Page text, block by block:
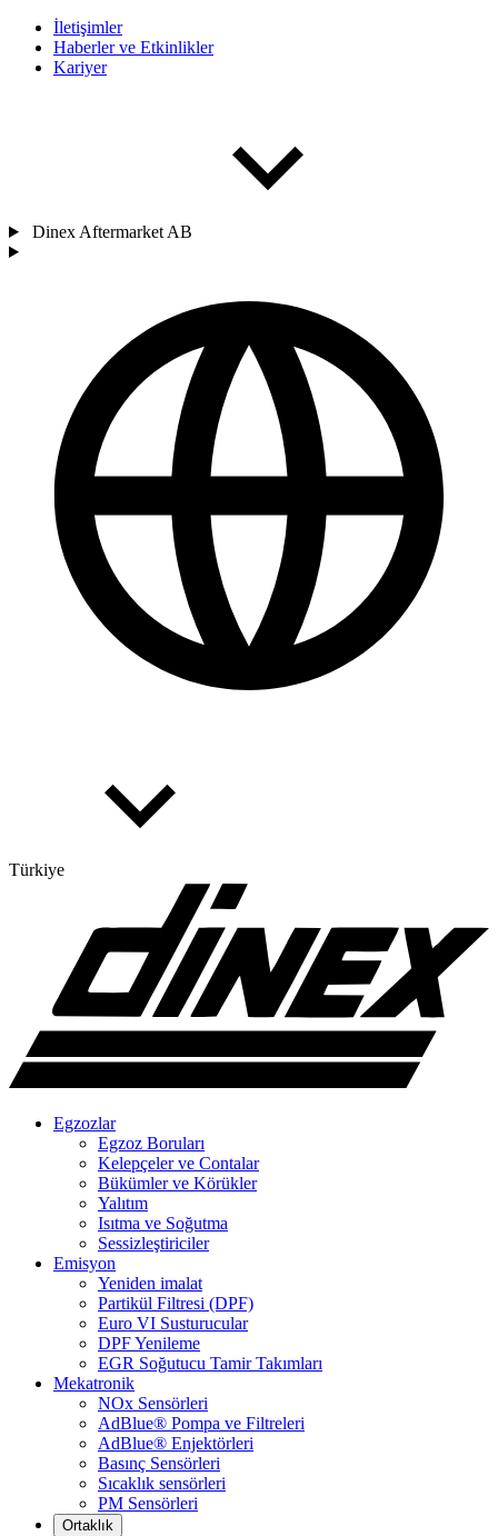
İletişimler
Haberler ve Etkinlikler
Kariyer
Dinex Aftermarket AB
Türkiye
Egzozlar
Egzoz Boruları
Kelepçeler ve Contalar
Bükümler ve Körükler
Yalıtım
Isıtma ve Soğutma
Sessizleştiriciler
Emisyon
Yeniden imalat
Partikül Filtresi (DPF)
Euro VI Susturucular
DPF Yenileme
EGR Soğutucu Tamir Takımları
Mekatronik
NOx Sensörleri
AdBlue® Pompa ve Filtreleri
AdBlue® Enjektörleri
Basınç Sensörleri
Sıcaklık sensörleri
PM Sensörleri
Ortaklık